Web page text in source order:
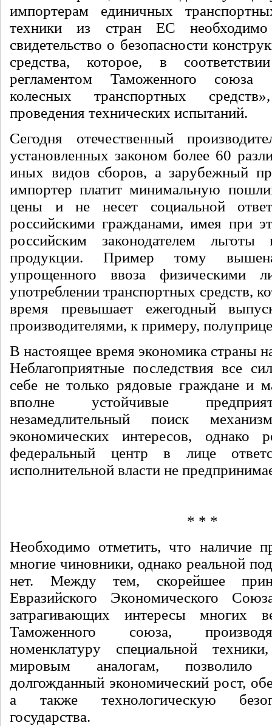
импортерам единичных
техники из стран ЕС
свидетельство о безопасности
средства, которое, в
регламентом Таможенного союза
колесных транспортных
проведения технических испытаний.
Сегодня отечественный
установленных законом более 60
иных видов сборов, а зарубежный
импортер платит минимальную
цены и не несет социальной
российскими гражданами, имея при
российским законодателем
продукции. Пример тому
упрощенного ввоза физическими
употреблении транспортных средств,
время превышает ежегодный
производителями, к примеру,
В настоящее время экономика страны
Неблагоприятные последствия все
себе не только рядовые граждане и
вполне устойчивые
незамедлительный поиск
экономических интересов, однако
федеральный центр в лице
исполнительной власти не
* * *
Необходимо отметить, что наличие
многие чиновники, однако реальной
нет. Между тем, скорейшее
Евразийского Экономического
затрагивающих интересы многих
Таможенного союза,
номенклатуру специальной
мировым аналогам, позволило
долгожданный экономический рост,
а также технологическую
государства.